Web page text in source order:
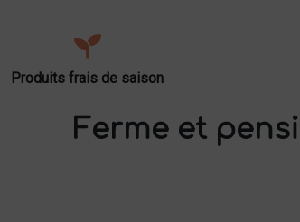
Produits frais de saison
Ferme et